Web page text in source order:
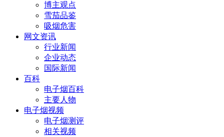
博主观点
雪茄品鉴
吸烟危害
网文资讯
行业新闻
企业动态
国际新闻
百科
电子烟百科
主要人物
电子烟视频
电子烟测评
相关视频